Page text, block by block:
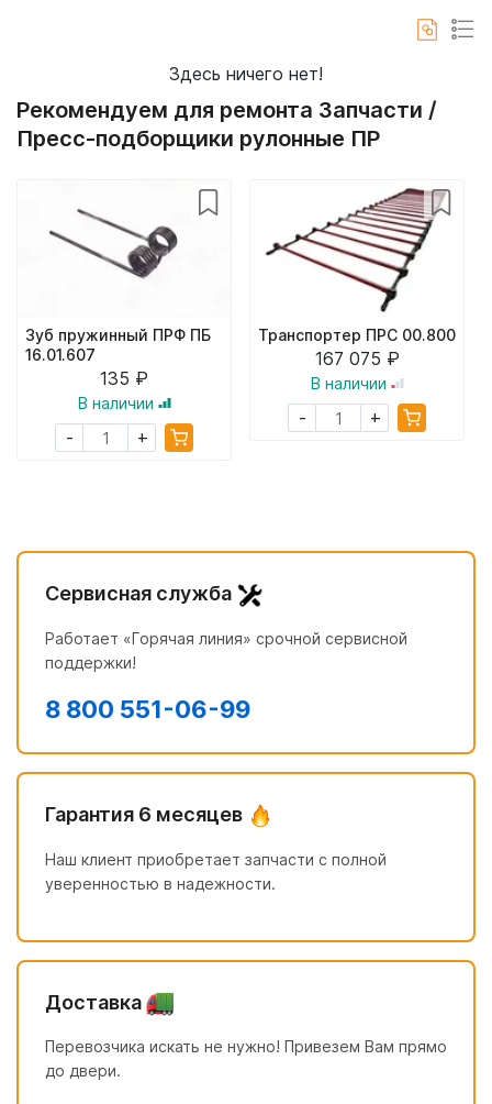
Здесь ничего нет!
Рекомендуем для ремонта Запчасти /
Пресс-подборщики рулонные ПР
Зуб пружинный ПРФ ПБ
16.01.607
135 ₽
В наличии
- +
Транспортер ПРС 00.800
167 075 ₽
В наличии
- +
Сервисная служба
Работает «Горячая линия» срочной сервисной
поддержки!
8 800 551-06-99
Гарантия 6 месяцев
Наш клиент приобретает запчасти с полной
уверенностью в надежности.
Доставка
Перевозчика искать не нужно! Привезем Вам прямо
до двери.